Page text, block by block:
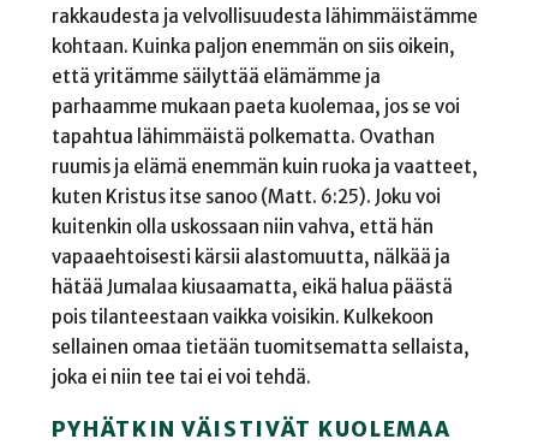
rakkaudesta ja velvollisuudesta lähimmäistämme
kohtaan. Kuinka paljon enemmän on siis oikein,
että yritämme säilyttää elämämme ja
parhaamme mukaan paeta kuolemaa, jos se voi
tapahtua lähimmäistä polkematta. Ovathan
ruumis ja elämä enemmän kuin ruoka ja vaatteet,
kuten Kristus itse sanoo (Matt. 6:25). Joku voi
kuitenkin olla uskossaan niin vahva, että hän
vapaaehtoisesti kärsii alastomuutta, nälkää ja
hätää Jumalaa kiusaamatta, eikä halua päästä
pois tilanteestaan vaikka voisikin. Kulkekoon
sellainen omaa tietään tuomitsematta sellaista,
joka ei niin tee tai ei voi tehdä.
PYHÄTKIN VÄISTIVÄT KUOLEMAA